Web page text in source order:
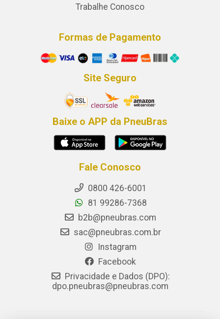
Trabalhe Conosco
Formas de Pagamento
Site Seguro
Baixe o APP da PneuBras
Fale Conosco
0800 426-6001
81 99286-7368
b2b@pneubras.com
sac@pneubras.com.br
Instagram
Facebook
Privacidade e Dados (DPO):
dpo.pneubras@pneubras.com